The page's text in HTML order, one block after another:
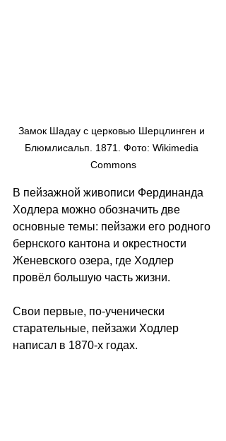
Замок Шадау с церковью Шерцлинген и
Блюмлисальп. 1871. Фото: Wikimedia
Commons
В пейзажной живописи Фердинанда
Ходлера можно обозначить две
основные темы: пейзажи его родного
бернского кантона и окрестности
Женевского озера, где Ходлер
провёл большую часть жизни.
Свои первые, по-ученически
старательные, пейзажи Ходлер
написал в 1870-х годах.